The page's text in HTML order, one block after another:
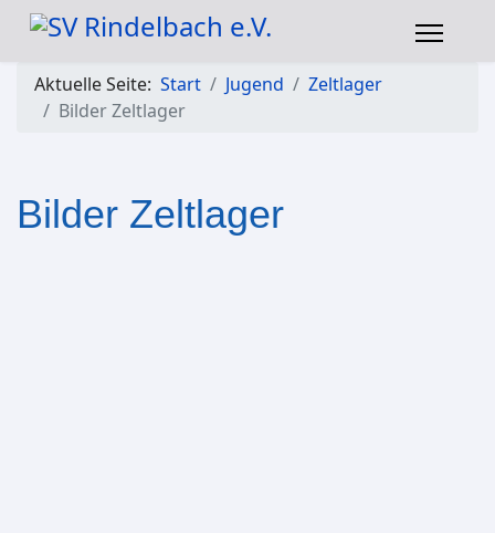
Aktuelle Seite: Start Jugend
Zeltlager
Bilder Zeltlager
Bilder Zeltlager